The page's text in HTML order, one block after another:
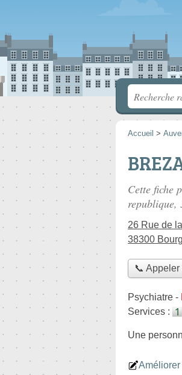
Accueil >
Cette fiche
republique,
26 Rue de
38300
📞
Psychiatre -
Services :
Une